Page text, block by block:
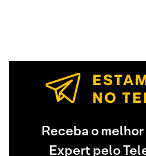
Receba o
Expert pelo